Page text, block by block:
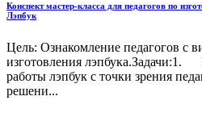
Конспект мастер-класса для педагогов по
Лэпбук
Цель: Ознакомление педагогов с
изготовления лэпбука.Задачи:1.
работы лэпбук с точки зрения
решени...